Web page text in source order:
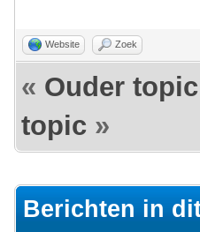
Website Zoek
« Ouder topic
topic »
Berichten in